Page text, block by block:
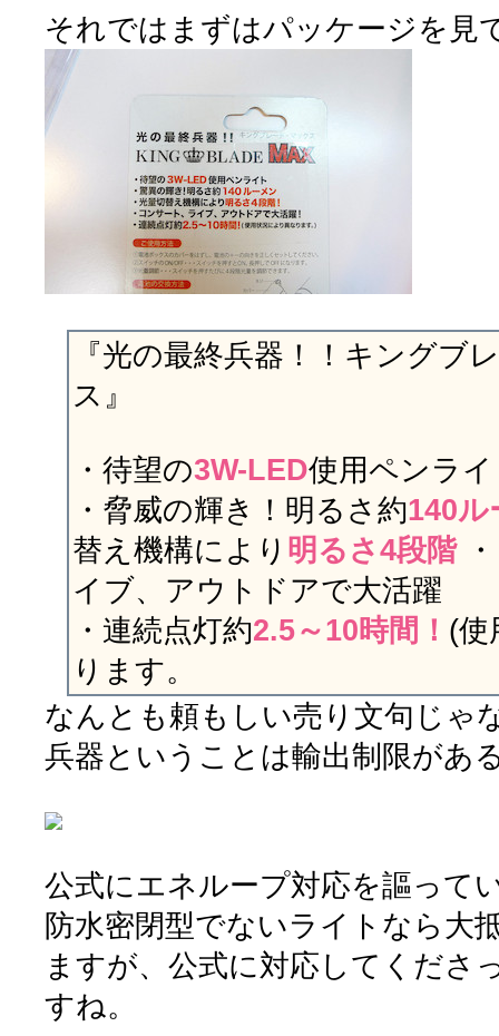
それではまずはパッケージを見
『光の最終兵器！！キングブ
ス』
・待望の3W-LED使用ペンラ
・脅威の輝き！明るさ約140ル
替え機構により 明るさ4段階・
イブ、アウトドアで大活躍
・連続点灯約2.5～10時間！ (使
ります。
なんとも頼もしい売り文句じゃ
兵器ということは輸出制限があ
公式にエネループ対応を謳って
防水密閉型でないライトなら大
ますが、公式に対応してくださ
すね。